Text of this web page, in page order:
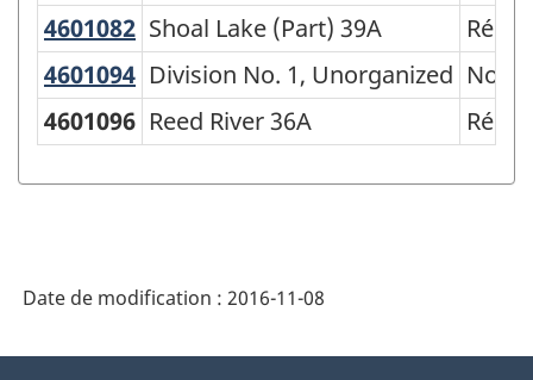
4601082 Shoal Lake (Part) 39A
Shoal Lake (Part) 39A
4601094 Division No. 1, Unorganized
Division No. 1, Unorganized Non
4601096 Reed River 36A
Date de modification : 2016-11-08